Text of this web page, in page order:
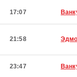
17:07
21:58
23:47